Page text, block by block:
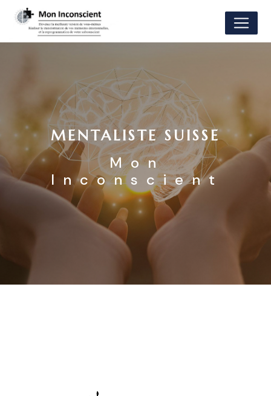
MENTALISTE SUISSE
Mon
Inconscient
Panneau de gestion des cookies